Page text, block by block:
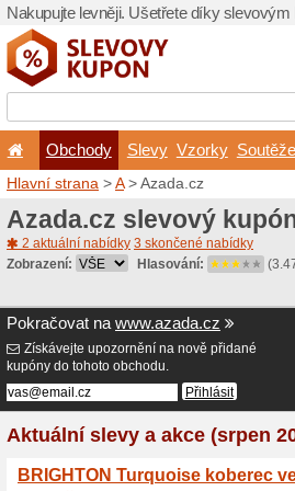
Nakupujte
Obchody
Hlavní strana